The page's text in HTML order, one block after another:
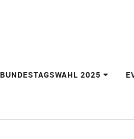
BUNDESTAGSWAHL 2025